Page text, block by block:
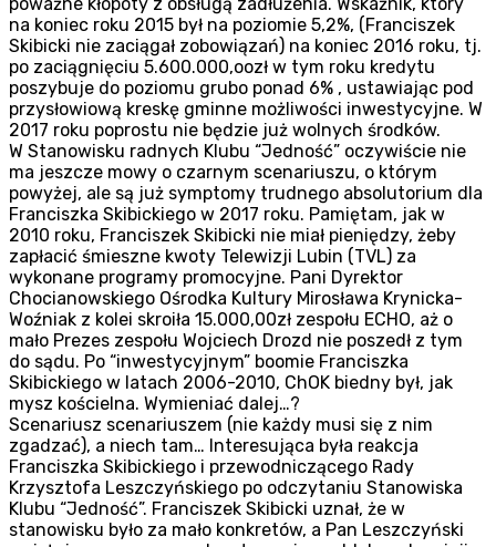
na koniec roku 2015 był na poziomie 5,2%, (Franciszek
Skibicki nie zaciągał zobowiązań) na koniec 2016 roku, tj.
po zaciągnięciu 5.600.000,oozł w tym roku kredytu
poszybuje do poziomu grubo ponad 6% , ustawiając pod
przysłowiową kreskę gminne możliwości inwestycyjne. W
2017 roku poprostu nie będzie już wolnych środków.
W Stanowisku radnych Klubu “Jedność” oczywiście nie
ma jeszcze mowy o czarnym scenariuszu, o którym
powyżej, ale są już symptomy trudnego absolutorium dla
Franciszka Skibickiego w 2017 roku. Pamiętam, jak w
2010 roku, Franciszek Skibicki nie miał pieniędzy, żeby
zapłacić śmieszne kwoty Telewizji Lubin (TVL) za
wykonane programy promocyjne. Pani Dyrektor
Chocianowskiego Ośrodka Kultury Mirosława Krynicka-
Woźniak z kolei skroiła 15.000,00zł zespołu ECHO, aż o
mało Prezes zespołu Wojciech Drozd nie poszedł z tym
do sądu. Po “inwestycyjnym” boomie Franciszka
Skibickiego w latach 2006-2010, ChOK biedny był, jak
mysz kościelna. Wymieniać dalej…?
Scenariusz scenariuszem (nie każdy musi się z nim
zgadzać), a niech tam… Interesująca była reakcja
Franciszka Skibickiego i przewodniczącego Rady
Krzysztofa Leszczyńskiego po odczytaniu Stanowiska
Klubu “Jedność”. Franciszek Skibicki uznał, że w
stanowisku było za mało konkretów, a Pan Leszczyński